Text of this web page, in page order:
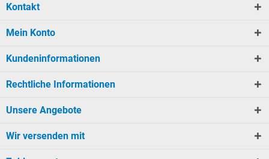
Kontakt
Mein Konto
Kundeninformationen
Rechtliche Informationen
Unsere Angebote
Wir versenden mit